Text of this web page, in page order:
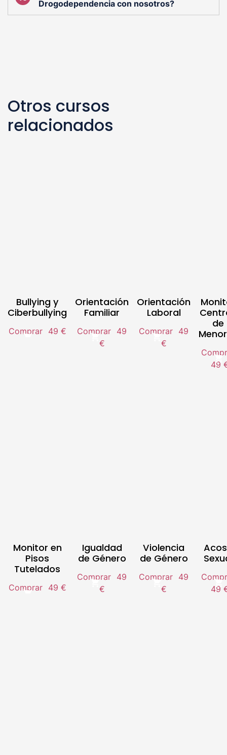
Drogodependencia con nosotros?
Otros cursos
relacionados
Bullying y
Ciberbullying
Comprar 49 €
Orientación
Familiar
Comprar 49
€
Orientación
Laboral
Comprar 49
€
de
49
Monitor en
Pisos
Tutelados
Comprar 49 €
Igualdad
de Género
Comprar 49
€
Violencia
de Género
Comprar 49
€
49